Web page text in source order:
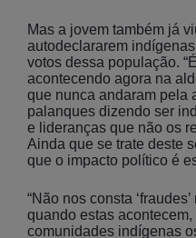
Mas a jovem também já
autodeclararem
votos dessa população.
acontecendo agora na
que nunca andaram pela
palanques dizendo ser
e lideranças que não os
Ainda que se trate deste
que o impacto político é
“Não nos consta
quando estas
comunidades indígenas